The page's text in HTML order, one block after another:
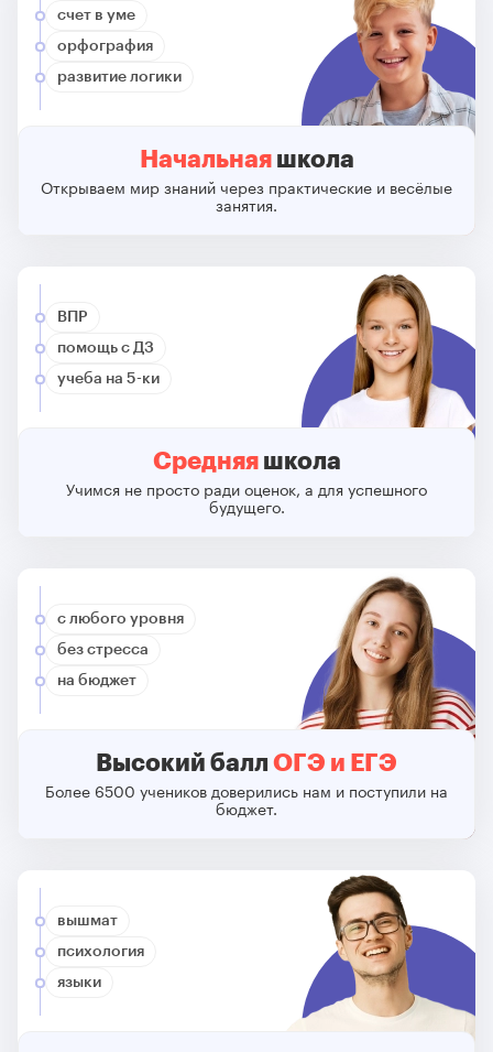
счет в уме
орфография
развитие логики
Начальная школа
Открываем мир знаний через практические и весёлые
занятия.
ВПР
помощь с ДЗ
учеба на 5-ки
Средняя школа
Учимся не просто ради оценок, а для успешного
будущего.
с любого уровня
без стресса
на бюджет
Высокий балл ОГЭ и ЕГЭ
Более 6500 учеников доверились нам и поступили на
бюджет.
вышмат
психология
языки